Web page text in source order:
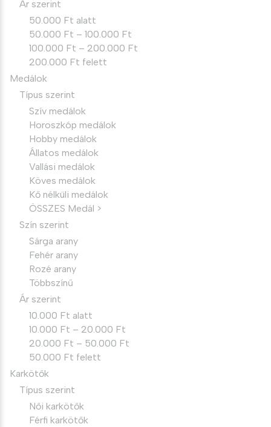
Ár szerint
50.000 Ft alatt
50.000 Ft – 100.000 Ft
100.000 Ft – 200.000 Ft
200.000 Ft felett
Medálok
Típus szerint
Szív medálok
Horoszkóp medálok
Hobby medálok
Állatos medálok
Vallási medálok
Köves medálok
Kő nélküli medálok
ÖSSZES Medál >
Szín szerint
Sárga arany
Fehér arany
Rozé arany
Többszínű
Ár szerint
10.000 Ft alatt
10.000 Ft – 20.000 Ft
20.000 Ft – 50.000 Ft
50.000 Ft felett
Karkötők
Típus szerint
Női karkötők
Férfi karkötők